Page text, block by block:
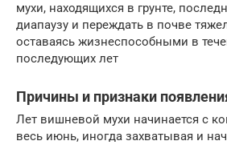
мухи, находящихся в грунте,
диапаузу и переждать в почве
оставаясь жизнеспособными в
последующих лет
Причины и признаки
Лет вишневой мухи начинается с
весь июнь, иногда захватывая и